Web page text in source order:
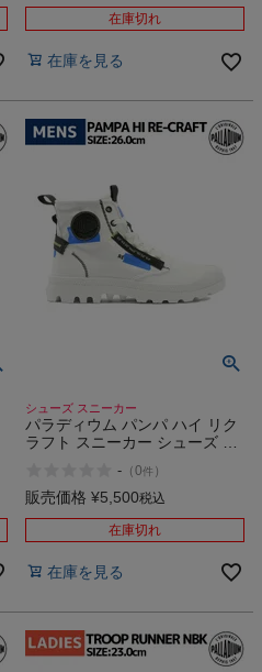
在庫切れ
在庫を見る
シューズ スニーカー
パラディウム パンパ ハイ リク
ラフト スニーカー シューズ ハ
PALLADIUM PAMPA HI RE-
CRAFT 77220 アウトレット セ
- （0件 ）
販売価格 ¥5,500税込
在庫切れ
在庫を見る